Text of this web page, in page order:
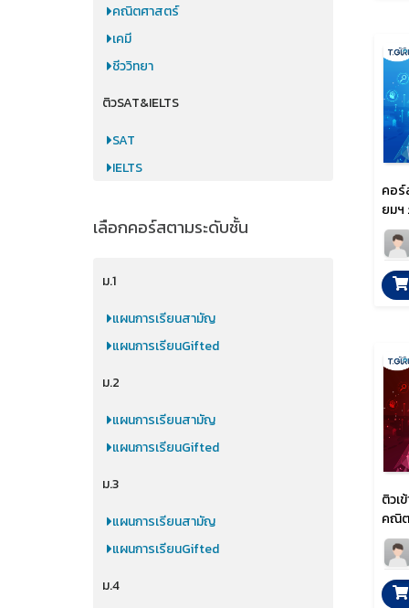
คณิตศาสตร์
เคมี
ชีววิทยา
ติวSAT&IELTS
SAT
IELTS
เลือกคอร์สตามระดับชั้น
ม.1
แผนการเรียนสามัญ
แผนการเรียนGifted
ม.2
แผนการเรียนสามัญ
แผนการเรียนGifted
ม.3
แผนการเรียนสามัญ
แผนการเรียนGifted
ม.4
คอร์
ยมฯ
ติวเ
คณิต